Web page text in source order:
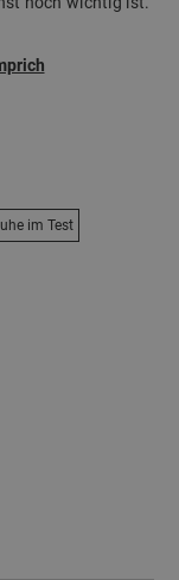
im Test